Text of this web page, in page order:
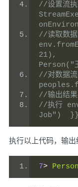
//设置流
//读取数
21),
//对数据
//输出结
//执行
Job")  }}
执行以上代码，输出
7> Person